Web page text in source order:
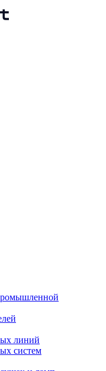
линий
систем